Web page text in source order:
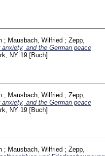
; Mausbach, Wilfried ; Zepp,
and the German peace
NY 19 [Buch]
; Mausbach, Wilfried ; Zepp,
and the German peace
NY 19 [Buch]
; Mausbach, Wilfried ; Zepp,